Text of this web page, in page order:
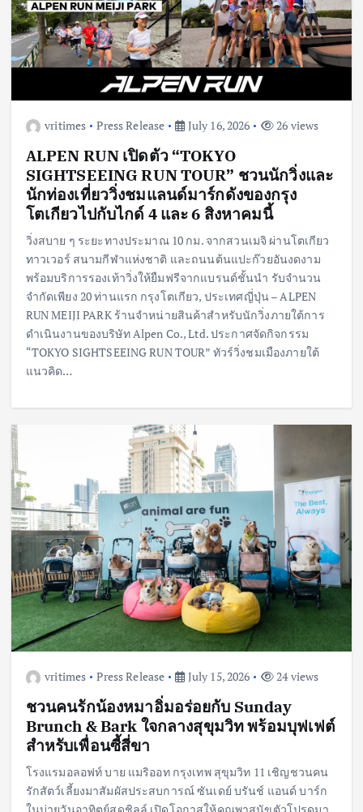
vritimes Press Release July 16, 2026 26 views
ALPEN RUN เปิดตัว “TOKYO
SIGHTSEEING RUN TOUR” ชวนนักวิ่งและ
นักท่องเที่ยววิ่งชมแลนด์มาร์กดังของกรุง
โตเกียวไปกับไกด์ 4 และ 6 สิงหาคมนี้
วิ่งสบาย ๆ ระยะทางประมาณ 10 กม. จากสวนเมจิ ผ่านโตเกียว
ทาวเวอร์ สนามกีฬาแห่งชาติ และถนนต้นแปะก๊วยอันงดงาม
พร้อมบริการรองเท้าวิ่งให้ยืมฟรีจากแบรนด์ชั้นนำ รับจำนวน
จำกัดเพียง 20 ท่านแรก กรุงโตเกียว, ประเทศญี่ปุ่น – ALPEN
RUN MEIJI PARK ร้านจำหน่ายสินค้าสำหรับนักวิ่งภายใต้การ
ดำเนินงานของบริษัท Alpen Co., Ltd. ประกาศจัดกิจกรรม
“TOKYO SIGHTSEEING RUN TOUR” ทัวร์วิ่งชมเมืองภายใต้
แนวคิด…
vritimes Press Release July 15, 2026 24 views
ชวนคนรักน้องหมาอิ่มอร่อยกับ Sunday
Brunch & Bark ใจกลางสุขุมวิท พร้อมบุฟเฟต์
สำหรับเพื่อนซี้สี่ขา
โรงแรมอลอฟท์ บาย แมริออท กรุงเทพ สุขุมวิท 11 เชิญชวนคน
รักสัตว์เลี้ยงมาสัมผัสประสบการณ์ ซันเดย์ บรันช์ แอนด์ บาร์ก